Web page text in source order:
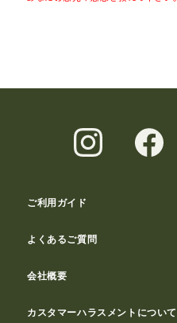
ご利用ガイド
よくあるご質問
会社概要
カスタマーハラスメントについて